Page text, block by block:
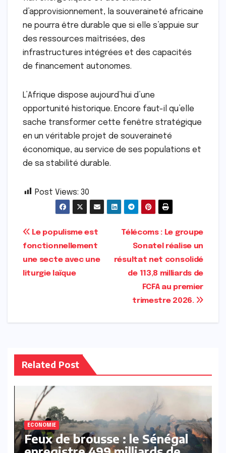
d’approvisionnement, la souveraineté africaine
ne pourra être durable que si elle s’appuie sur
des ressources maîtrisées, des
infrastructures intégrées et des capacités
de financement autonomes.
L’Afrique dispose aujourd’hui d’une
opportunité historique. Encore faut-il qu’elle
sache transformer cette fenêtre stratégique
en un véritable projet de souveraineté
économique, au service de ses populations et
de sa stabilité durable.
Post Views: 30
Navigation
de
l’article
Télécoms : Le groupe
Sonatel réalise un
résultat net consolidé
de 113,8 milliards de
FCFA au premier
trimestre 2026.
Le populisme est
fonctionnellement
une secte avec une
liturgie laïque
Related Post
ECONOMIE
Feux de brousse : le Sénégal